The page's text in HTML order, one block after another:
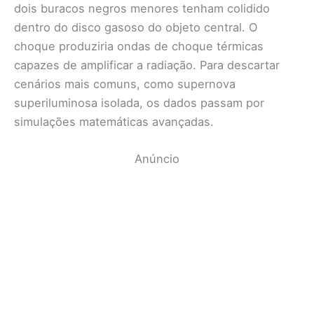
dois buracos negros menores tenham colidido
dentro do disco gasoso do objeto central. O
choque produziria ondas de choque térmicas
capazes de amplificar a radiação. Para descartar
cenários mais comuns, como supernova
superiluminosa isolada, os dados passam por
simulações matemáticas avançadas.
Anúncio